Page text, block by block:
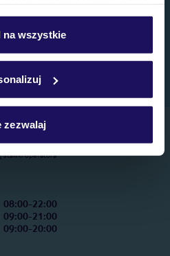
wchodząc w zakładkę
plikach cookie znajdziesz
na wszystkie
zezwalaj
Rezerwacji
stawki operatora
08:00-22:00
09:00-21:00
09:00-20:00